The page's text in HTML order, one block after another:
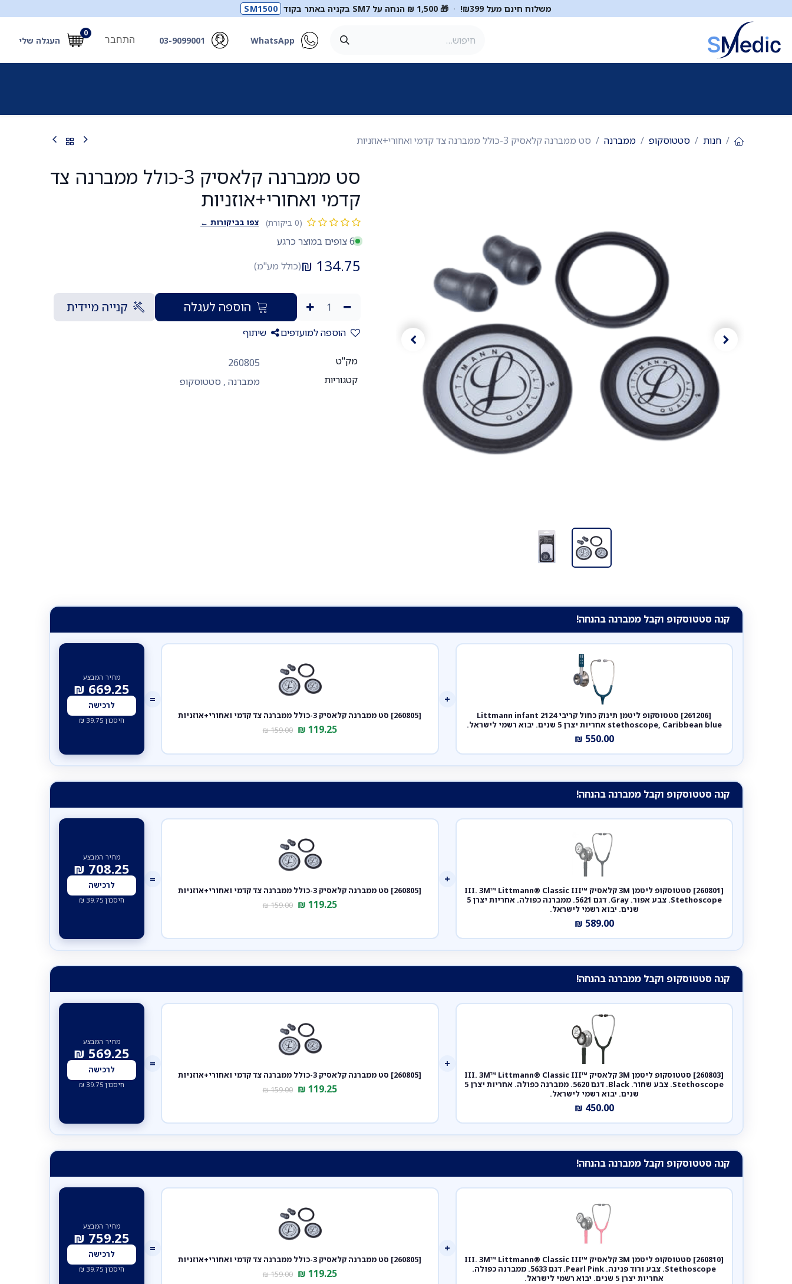
משלוח חינם מעל ₪399! · 🎁 1,500 ₪ הנחה על SM7 בקניה באתר בקוד SM1500
WhatsApp
03-9099001
0
העגלה שלי התחבר
חנות סטטוסקופ ממברנה סט ממברנה קלאסיק 3-כולל ממברנה צד קדמי ואחורי+אוזניות
סט ממברנה קלאסיק 3-כולל ממברנה צד
קדמי ואחורי+אוזניות
(0 ביקורת) צפו בביקורות ←
6 צופים במוצר כרגע
134.75
₪(כולל מע"מ)
הוספה לעגלה קנייה מיידית
הוספה למועדפים שיתוף
מק"ט
260805
קטגוריות
ממברנה, סטטוסקופ
קנה סטטוסקופ וקבל ממברנה בהנחה!
[261206] סטטוסקופ ליטמן תינוק כחול קריבי 2124 Littmann infant
stethoscope, Caribbean blue אחריות יצרן 5 שנים. יבוא רשמי לישראל.
550.00
₪
+
[260805] סט ממברנה קלאסיק 3-כולל ממברנה צד קדמי ואחורי+אוזניות
119.25
₪
159.00
₪
=
מחיר המבצע
669.25
₪
לרכישה
חיסכון 39.75
₪
קנה סטטוסקופ וקבל ממברנה בהנחה!
[260801] סטטוסקופ ליטמן 3M קלאסיק III. 3M™ Littmann® Classic III™
Stethoscope. צבע אפור. Gray. דגם 5621. ממברנה כפולה. אחריות יצרן 5
שנים. יבוא רשמי לישראל.
589.00
₪
+
[260805] סט ממברנה קלאסיק 3-כולל ממברנה צד קדמי ואחורי+אוזניות
119.25
₪
159.00
₪
=
מחיר המבצע
708.25
₪
לרכישה
חיסכון 39.75
₪
קנה סטטוסקופ וקבל ממברנה בהנחה!
[260803] סטטוסקופ ליטמן 3M קלאסיק III. 3M™ Littmann® Classic III™
Stethoscope. צבע שחור. Black. דגם 5620. ממברנה כפולה. אחריות יצרן 5
שנים. יבוא רשמי לישראל.
450.00
₪
+
[260805] סט ממברנה קלאסיק 3-כולל ממברנה צד קדמי ואחורי+אוזניות
119.25
₪
159.00
₪
=
מחיר המבצע
569.25
₪
לרכישה
חיסכון 39.75
₪
קנה סטטוסקופ וקבל ממברנה בהנחה!
[260810] סטטוסקופ ליטמן 3M קלאסיק III. 3M™ Littmann® Classic III™
Stethoscope. צבע ורוד פנינה. Pearl Pink. דגם 5633. ממברנה כפולה.
אחריות יצרן 5 שנים. יבוא רשמי לישראל.
+
[260805] סט ממברנה קלאסיק 3-כולל ממברנה צד קדמי ואחורי+אוזניות
119.25
₪
159.00
₪
=
מחיר המבצע
759.25
₪
לרכישה
חיסכון 39.75
₪